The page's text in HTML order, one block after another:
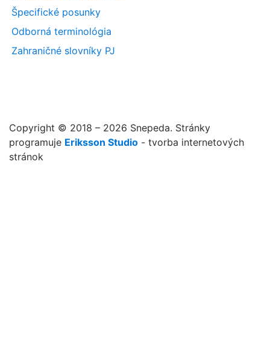
Špecifické posunky
Odborná terminológia
Zahraničné slovníky PJ
Copyright © 2018 – 2026 Snepeda. Stránky
programuje Eriksson Studio - tvorba internetových
stránok